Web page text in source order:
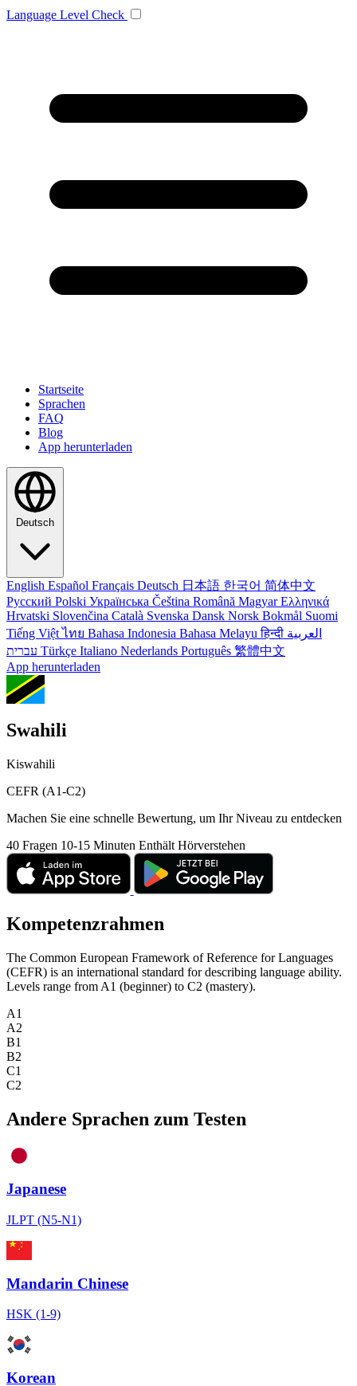
Language Level Check
Startseite
Sprachen
FAQ
Blog
App herunterladen
Deutsch
English Español Français Deutsch 日本語 한국어 简体中文
Русский Polski Українська Čeština Română MagyarΕλληνικά
Hrvatski Slovenčina Català Svenska Dansk Norsk Bokmål Suomi
Tiếng Việtไทย Bahasa Indonesia Bahasa Melayuहिन्दी العربية
Türkçe Italiano Nederlands Português 繁體中文
App herunterladen
Swahili
Kiswahili
CEFR (A1-C2)
Machen Sie eine schnelle Bewertung, um Ihr Niveau zu entdecken
40 Fragen 10-15 Minuten Enthält Hörverstehen
Kompetenzrahmen
The Common European Framework of Reference for Languages
(CEFR) is an international standard for describing language ability.
Levels range from A1 (beginner) to C2 (mastery).
A1
A2
B1
B2
C1
C2
Andere Sprachen zum Testen
Japanese
JLPT (N5-N1)
Mandarin Chinese
HSK (1-9)
Korean